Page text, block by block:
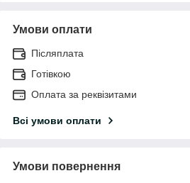
Умови оплати
Післяплата
Готівкою
Оплата за реквізитами
Всі умови оплати
Умови повернення